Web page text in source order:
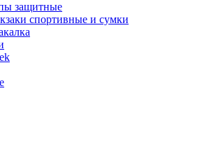
защитные
спортивные и сумки